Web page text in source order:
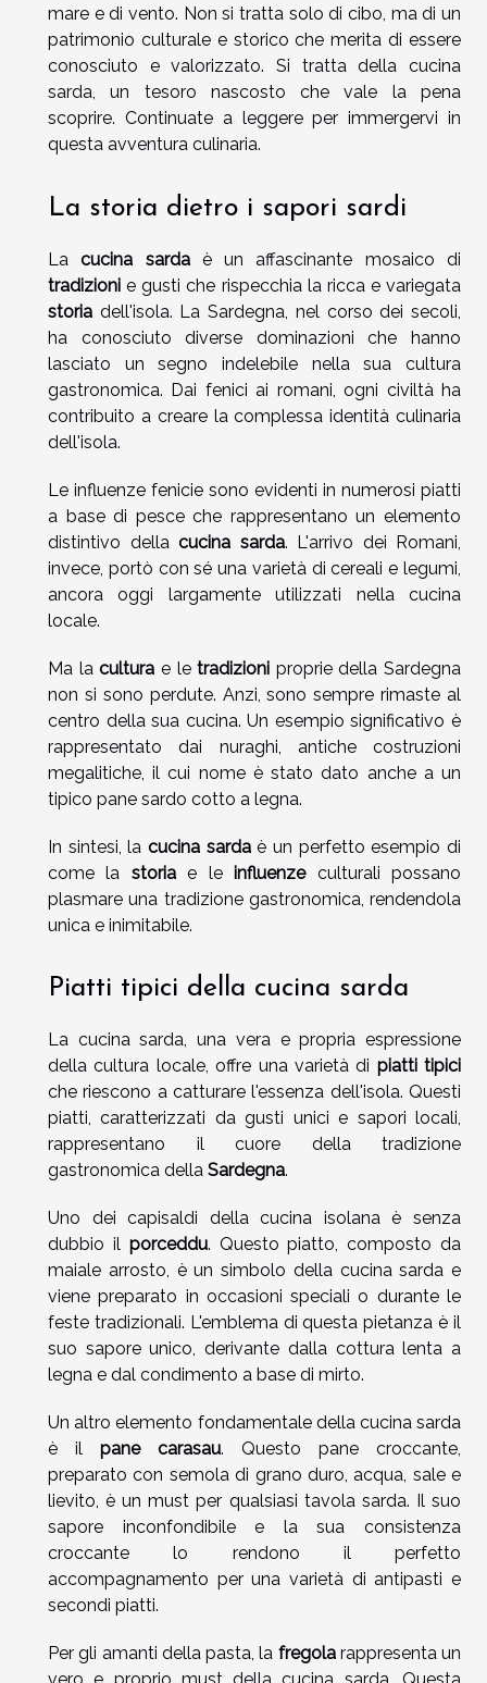
mare e di vento. Non si tratta solo di cibo, ma di un
patrimonio culturale e storico che merita di essere
conosciuto e valorizzato. Si tratta della cucina
sarda, un tesoro nascosto che vale la pena
scoprire. Continuate a leggere per immergervi in
questa avventura culinaria.
La storia dietro i sapori sardi
Lacucina sardaè un affascinante mosaico di
tradizioni e gusti che rispecchia la ricca e variegata
storia dell'isola. La Sardegna, nel corso dei secoli,
ha conosciuto diverse dominazioni che hanno
lasciato un segno indelebile nella sua cultura
gastronomica. Dai fenici ai romani, ogni civiltà ha
contribuito a creare la complessa identità culinaria
dell'isola.
Le influenze fenicie sono evidenti in numerosi piatti
a base di pesce che rappresentano un elemento
distintivo della cucina sarda. L'arrivo dei Romani,
invece, portò con sé una varietà di cereali e legumi,
ancora oggi largamente utilizzati nella cucina
locale.
Ma lacultura e letradizioni proprie della Sardegna
non si sono perdute. Anzi, sono sempre rimaste al
centro della sua cucina. Un esempio significativo è
rappresentato dai nuraghi, antiche costruzioni
megalitiche, il cui nome è stato dato anche a un
tipico pane sardo cotto a legna.
In sintesi, la cucina sardaè un perfetto esempio di
come la storiae le influenzeculturali possano
plasmare una tradizione gastronomica, rendendola
unica e inimitabile.
Piatti tipici della cucina sarda
La cucina sarda, una vera e propria espressione
della cultura locale, offre una varietà di piatti tipici
che riescono a catturare l'essenza dell'isola. Questi
piatti, caratterizzati da gusti unici e sapori locali,
rappresentano il cuore della tradizione
gastronomica della Sardegna.
Uno dei capisaldi della cucina isolana è senza
dubbio il porceddu. Questo piatto, composto da
maiale arrosto, è un simbolo della cucina sarda e
viene preparato in occasioni speciali o durante le
feste tradizionali. L'emblema di questa pietanza è il
suo sapore unico, derivante dalla cottura lenta a
legna e dal condimento a base di mirto.
Un altro elemento fondamentale della cucina sarda
è il pane carasau. Questo pane croccante,
preparato con semola di grano duro, acqua, sale e
lievito, è un must per qualsiasi tavola sarda. Il suo
sapore inconfondibile e la sua consistenza
croccante lo rendono il perfetto
accompagnamento per una varietà di antipasti e
secondi piatti.
Per gli amanti della pasta, la fregolarappresenta un